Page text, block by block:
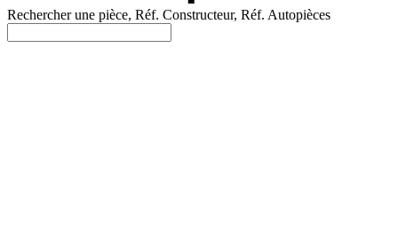
Rechercher une pièce, Réf. Constructeur, Réf. Autopièces